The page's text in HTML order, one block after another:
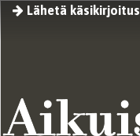
Lähetä käsikirjoitus